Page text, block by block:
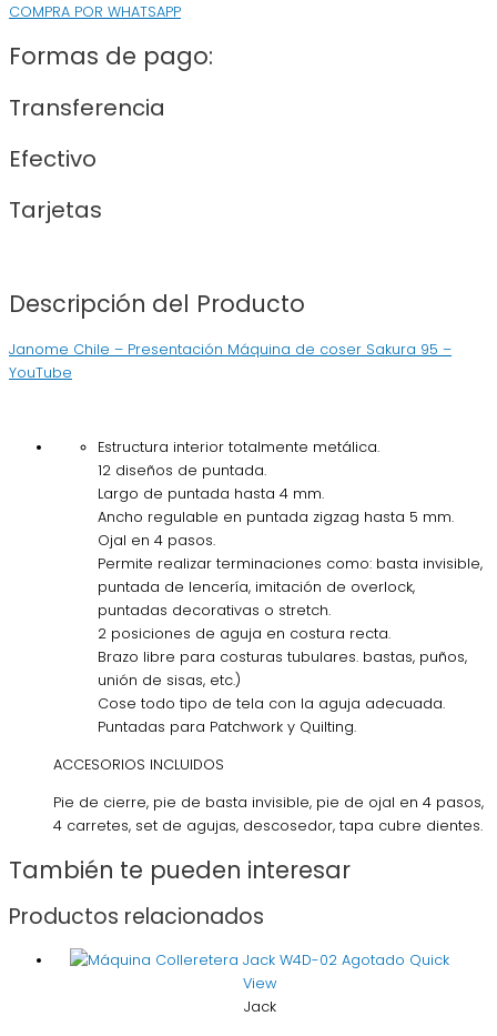
COMPRA POR WHATSAPP
Formas de pago:
Transferencia
Efectivo
Tarjetas
Descripción del Producto
Janome Chile – Presentación Máquina de coser Sakura 95 –
YouTube
Estructura interior totalmente metálica.
12 diseños de puntada.
Largo de puntada hasta 4 mm.
Ancho regulable en puntada zigzag hasta 5 mm.
Ojal en 4 pasos.
Permite realizar terminaciones como: basta invisible,
puntada de lencería, imitación de overlock,
puntadas decorativas o stretch.
2 posiciones de aguja en costura recta.
Brazo libre para costuras tubulares. bastas, puños,
unión de sisas, etc.)
Cose todo tipo de tela con la aguja adecuada.
Puntadas para Patchwork y Quilting.
ACCESORIOS INCLUIDOS
Pie de cierre, pie de basta invisible, pie de ojal en 4 pasos,
4 carretes, set de agujas, descosedor, tapa cubre dientes.
También te pueden interesar
Productos relacionados
Agotado Quick
View
Jack